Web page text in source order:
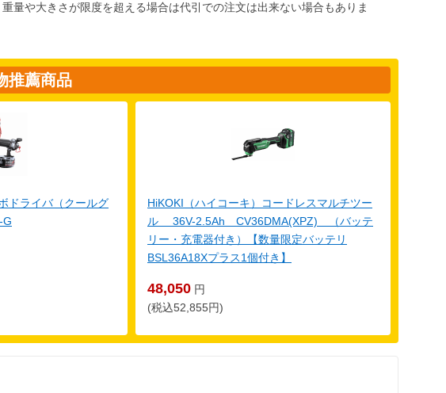
量や大きさが限度を超える場合は代引での注文は出来ない場合もありま
推薦商品
ライバ（クールグ
G
HiKOKI（ハイコーキ）コードレスマルチツー
ル 36V-2.5Ah CV36DMA(XPZ) （バッテ
リー・充電器付き）【数量限定バッテリ
BSL36A18Xプラス1個付き】
48,050 円
(税込52,855円)